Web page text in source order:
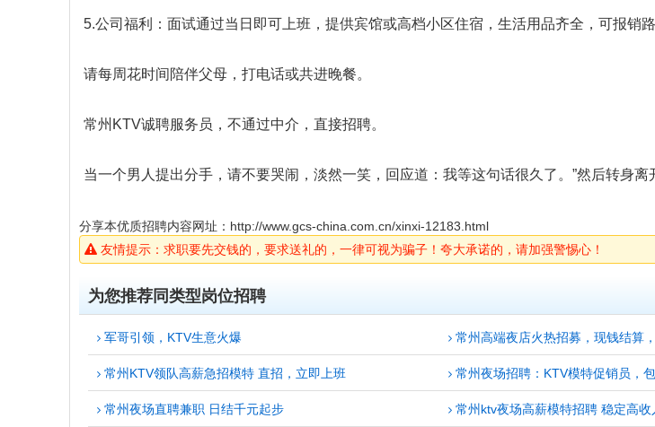
5.公司福利：面试通过当日即可上班，提供宾馆或高档小区住宿，生活用品齐全，可报销路
请每周花时间陪伴父母，打电话或共进晚餐。
常州KTV诚聘服务员，不通过中介，直接招聘。
当一个男人提出分手，请不要哭闹，淡然一笑，回应道：我等这句话很久了。”然后转身离
分享本优质招聘内容网址： http://www.gcs-china.com.cn/xinxi-12183.html
友情提示：求职要先交钱的，要求送礼的，一律可视为骗子！夸大承诺的，请加强警惕心！
为您推荐同类型岗位招聘
军哥引领，KTV生意火爆 常州高端夜店火热招募，现钱结算
常州KTV领队高薪急招模特 直招，立即上班 常州夜场招聘：KTV模特促销员，
常州夜场直聘兼职 日结千元起步 常州ktv夜场高薪模特招聘 稳定高收